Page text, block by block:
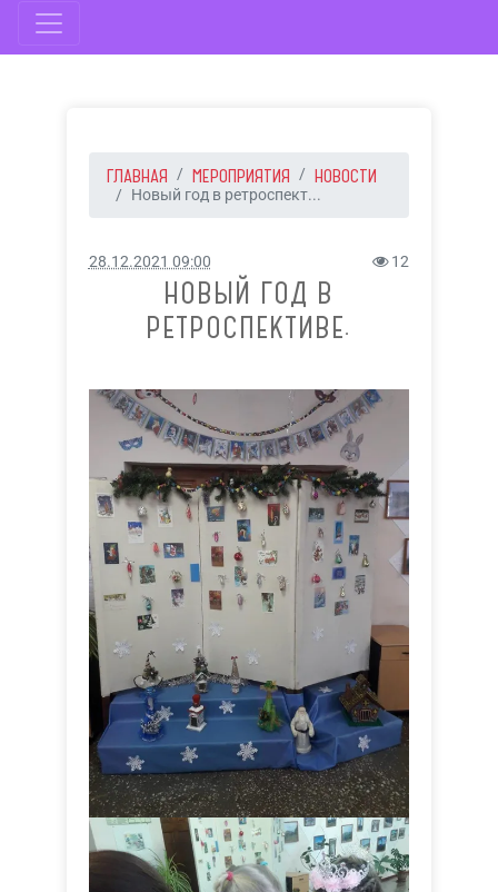
ГЛАВНАЯ МЕРОПРИЯТИЯ НОВОСТИ
Новый год в ретроспект...
28.12.2021 09:00 12
НОВЫЙ ГОД В
РЕТРОСПЕКТИВЕ.